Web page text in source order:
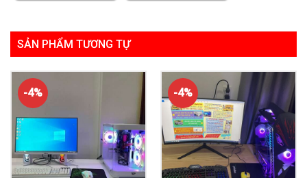
SẢN PHẨM TƯƠNG TỰ
-4% -4%